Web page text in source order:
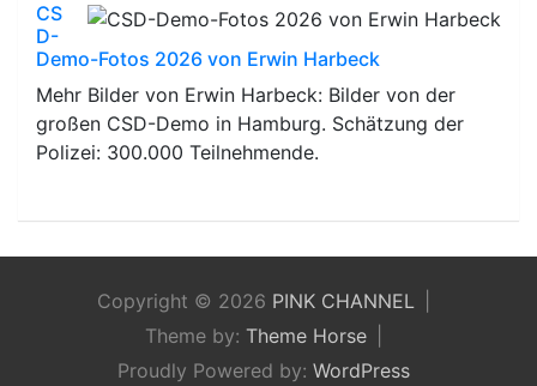
CS
D-
Demo-Fotos 2026 von Erwin Harbeck
Mehr Bilder von Erwin Harbeck: Bilder von der
großen CSD-Demo in Hamburg. Schätzung der
Polizei: 300.000 Teilnehmende.
Copyright © 2026 PINK CHANNEL
Theme by: Theme Horse
Proudly Powered by: WordPress